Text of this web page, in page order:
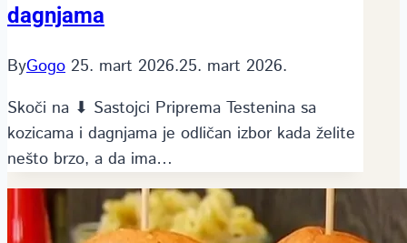
dagnjama
ByGogo 25. mart 2026.25. mart 2026.
Skoči na ⬇ Sastojci Priprema Testenina sa
kozicama i dagnjama je odličan izbor kada želite
nešto brzo, a da ima…